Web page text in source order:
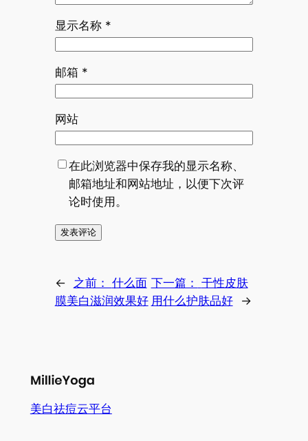
显示名称 *
邮箱 *
网站
在此浏览器中保存我的显示名称、
邮箱地址和网站地址，以便下次评
论时使用。
← 之前： 什么面
膜美白滋润效果好
下一篇： 干性皮肤
用什么护肤品好
→
美白祛痘云平台